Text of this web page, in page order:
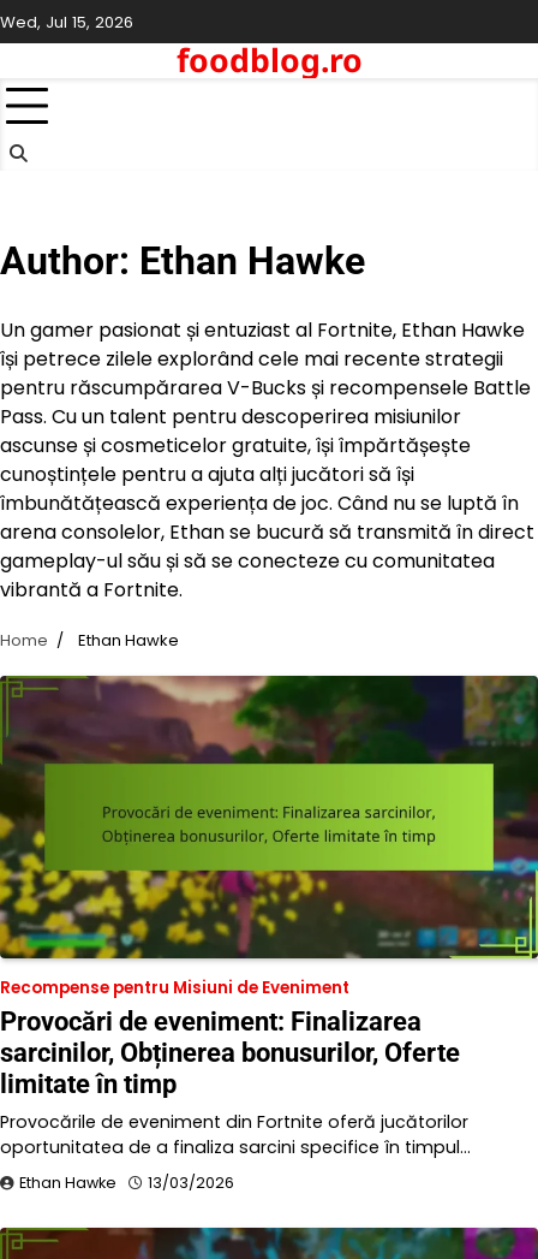
Skip
to
Wed, Jul 15, 2026
foodblog.ro
Author: Ethan Hawke
Un gamer pasionat și entuziast al Fortnite, Ethan Hawke
își petrece zilele explorând cele mai recente strategii
pentru răscumpărarea V-Bucks și recompensele Battle
Pass. Cu un talent pentru descoperirea misiunilor
ascunse și cosmeticelor gratuite, își împărtășește
cunoștințele pentru a ajuta alți jucători să își
îmbunătățească experiența de joc. Când nu se luptă în
arena consolelor, Ethan se bucură să transmită în direct
gameplay-ul său și să se conecteze cu comunitatea
vibrantă a Fortnite.
Home Ethan Hawke
Recompense pentru Misiuni de Eveniment
Provocări de eveniment: Finalizarea
sarcinilor, Obținerea bonusurilor, Oferte
limitate în timp
Provocările de eveniment din Fortnite oferă jucătorilor
oportunitatea de a finaliza sarcini specifice în timpul…
Ethan Hawke 13/03/2026